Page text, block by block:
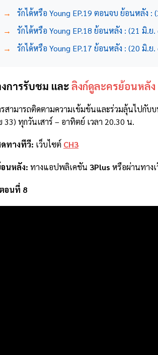
→
รักได้หรือ Young EP.19 ตอนจบ ย้อนหลัง :
→
รักได้หรือ Young EP.18 ย้อนหลัง : (21 มิ.ย.
→
รักได้หรือ Young EP.17 ย้อนหลัง : (20 มิ.ย.
การรับชม และลิงก์ดูละครย้อนหลัง
สามารถติดตามความเข้มข้นและร่วมลุ้นไปกับบ
33) ทุกวันเสาร์ – อาทิตย์ เวลา 20.30 น.
ทางทีวี: เว็บไซต์ CH3
นหลัง: ทางแอปพลิเคชัน 3Plus หรือผ่านทาง
อนที่ 8